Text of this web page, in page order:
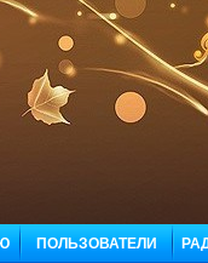
ПОЛЬЗОВАТЕЛИ
лучшим!
ДОБАВЬ МУЗЫКУ